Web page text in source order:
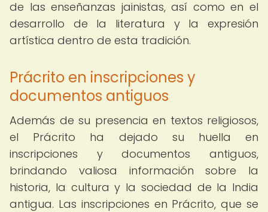
de las enseñanzas jainistas, así como en el
desarrollo de la literatura y la expresión
artística dentro de esta tradición.
Prácrito en inscripciones y
documentos antiguos
Además de su presencia en textos religiosos,
el Prácrito ha dejado su huella en
inscripciones y documentos antiguos,
brindando valiosa información sobre la
historia, la cultura y la sociedad de la India
antigua. Las inscripciones en Prácrito, que se